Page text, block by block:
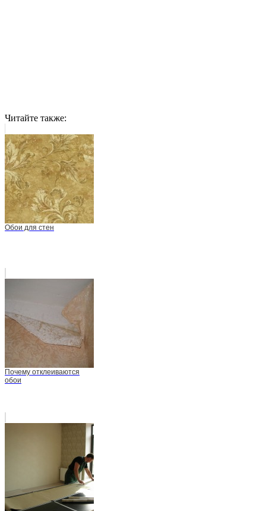
Читайте также:
Обои для стен
Почему отклеиваются
обои